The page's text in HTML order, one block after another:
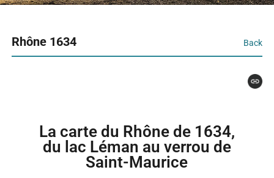
Rhône 1634 Back
La carte du Rhône de 1634,
du lac Léman au verrou de
Saint-Maurice​